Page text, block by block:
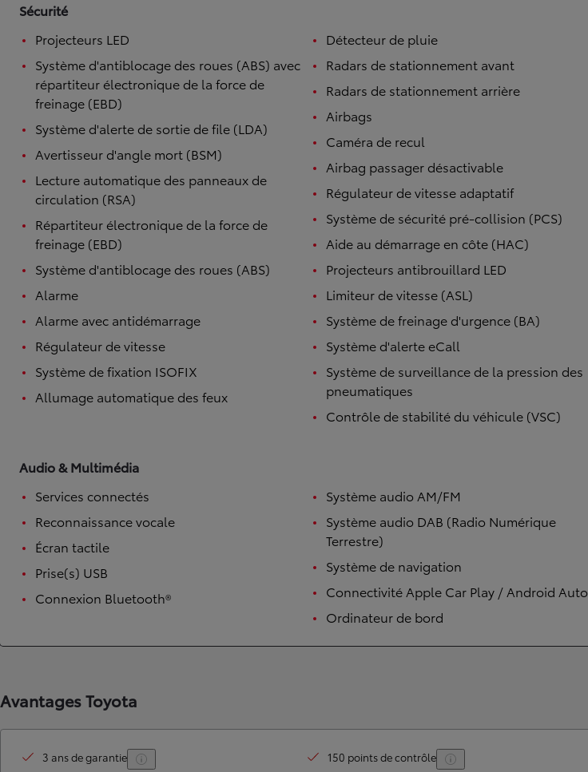
TOYOTA C-HR
Sécurité
Projecteurs LED
Système d'antiblocage des roues (ABS) avec
répartiteur électronique de la force de
freinage (EBD)
Système d'alerte de sortie de file (LDA)
Avertisseur d'angle mort (BSM)
Lecture automatique des panneaux de
circulation (RSA)
Répartiteur électronique de la force de
freinage (EBD)
Système d'antiblocage des roues (ABS)
Alarme
Alarme avec antidémarrage
Régulateur de vitesse
Système de fixation ISOFIX
Allumage automatique des feux
Détecteur de pluie
Radars de stationnement avant
Radars de stationnement arrière
Airbags
Caméra de recul
Airbag passager désactivable
Régulateur de vitesse adaptatif
Système de sécurité pré-collision (PCS)
Aide au démarrage en côte (HAC)
Projecteurs antibrouillard LED
Limiteur de vitesse (ASL)
Système de freinage d'urgence (BA)
Système d'alerte eCall
Système de surveillance de la pression des
pneumatiques
Contrôle de stabilité du véhicule (VSC)
Audio & Multimédia
Services connectés
Reconnaissance vocale
Écran tactile
Prise(s) USB
Connexion Bluetooth®
Système audio AM/FM
Système audio DAB (Radio Numérique
Terrestre)
Système de navigation
Connectivité Apple Car Play / Android Auto
Ordinateur de bord
Avantages Toyota
3 ans de garantie 150 points de contrôle